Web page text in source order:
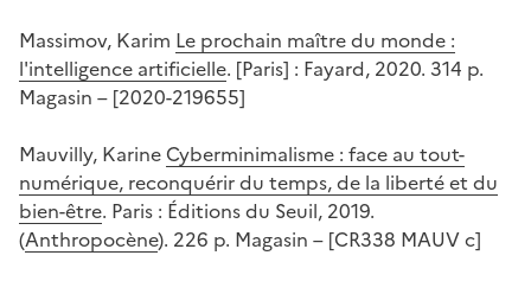
Massimov, Karim Le prochain maître du monde :
l'intelligence artificielle. [Paris] : Fayard, 2020. 314 p.
Magasin – [2020-219655]
Mauvilly, Karine Cyberminimalisme : face au tout-
numérique, reconquérir du temps, de la liberté et du
bien-être. Paris : Éditions du Seuil, 2019.
(Anthropocène). 226 p. Magasin – [CR338 MAUV c]